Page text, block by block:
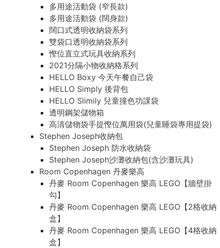
多用途活動袋 (窄長款)
多用途活動袋 (闊身款)
闊口式透明收納袋系列
雙袋口透明收納袋系列
慳位直立式玩具收納系列
2021分隔小物收納格系列
HELLO Boxy 今天午餐自己袋
HELLO Simply 後背包
HELLO Slimily 兒童撞色功課袋
透明鋼架儲物箱
高清儲物袋手提慳位萬用袋(兒童睡袋專用提袋)
Stephen Joseph收納包
Stephen Joseph 防水收納袋
Stephen Joseph沙灘收納包(含沙灘玩具)
Room Copenhagen 丹麥樂高
丹麥 Room Copenhagen 樂高 LEGO【牆壁掛
勾】
丹麥 Room Copenhagen 樂高 LEGO【2格收納
盒】
丹麥 Room Copenhagen 樂高 LEGO【4格收納
盒】